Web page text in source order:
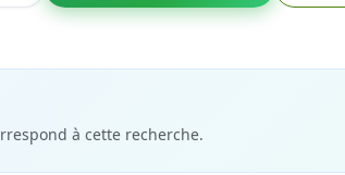
à cette recherche.